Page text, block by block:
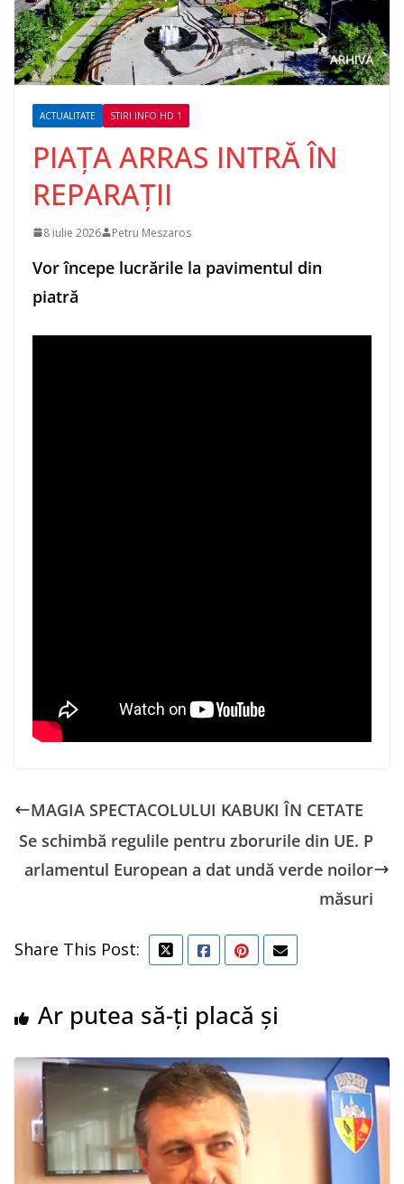
ACTUALITATE STIRI INFO HD 1
PIAȚA ARRAS INTRĂ ÎN
REPARAȚII
8 iulie 2026 Petru Meszaros
Vor începe lucrările la pavimentul din
piatră
MAGIA SPECTACOLULUI KABUKI ÎN CETATE
Se schimbă regulile pentru zborurile din UE. P
arlamentul European a dat undă verde noilor
măsuri
Share This Post:
Ar putea să-ți placă și